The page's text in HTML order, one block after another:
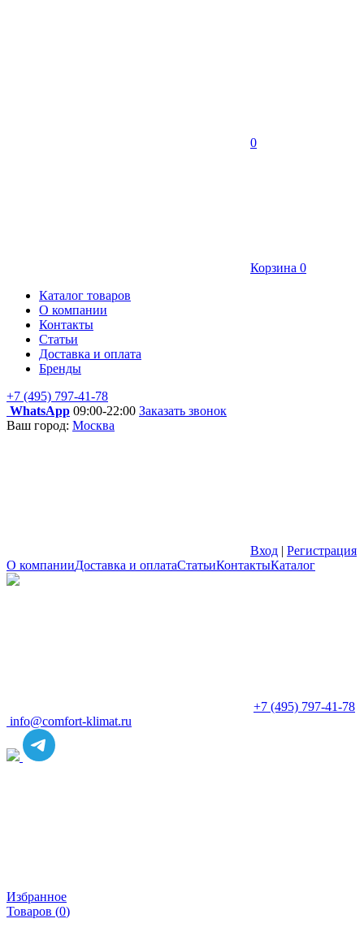
0
Корзина 0
Каталог товаров
О компании
Контакты
Статьи
Доставка и оплата
Бренды
+7 (495) 797-41-78
WhatsApp 09:00-22:00 Заказать звонок
Ваш город: Москва
Вход | Регистрация
О компанииДоставка и оплатаСтатьиКонтактыКаталог
+7 (495) 797-41-78
info@comfort-klimat.ru
Избранное
Товаров (0)